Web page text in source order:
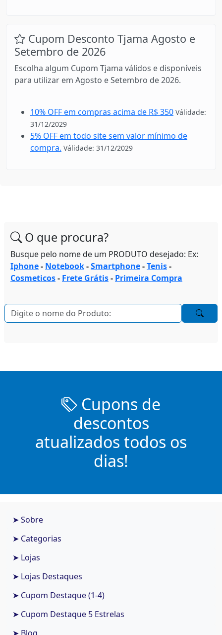
Cupom Desconto Tjama Agosto e
Setembro de 2026
Escolha algum Cupom Tjama válidos e disponíveis
para utilizar em Agosto e Setembro de 2026.
10% OFF em compras acima de R$ 350 Válidade:
31/12/2029
5% OFF em todo site sem valor mínimo de
compra. Válidade: 31/12/2029
O que procura?
Busque pelo nome de um PRODUTO desejado: Ex:
Iphone- Notebook-Smartphone-Tenis-
Cosmeticos- Frete Grátis- Primeira Compra
Cupons de
descontos
atualizados todos os
dias!
➤ Sobre
➤ Categorias
➤ Lojas
➤ Lojas Destaques
➤ Cupom Destaque (1-4)
➤ Cupom Destaque 5 Estrelas